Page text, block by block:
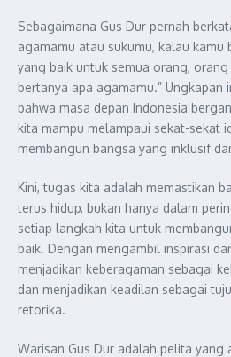
Sebagaimana Gus Dur pernah
agamamu atau sukumu, kalau kamu
yang baik untuk semua orang,
bertanya apa agamamu.” Ungkapan
bahwa masa depan Indonesia
kita mampu melampaui sekat-sekat
membangun bangsa yang inklusif
Kini, tugas kita adalah memastikan
terus hidup, bukan hanya dalam
setiap langkah kita untuk
baik. Dengan mengambil inspirasi
menjadikan keberagaman sebagai
dan menjadikan keadilan sebagai
retorika.
Warisan Gus Dur adalah pelita yang